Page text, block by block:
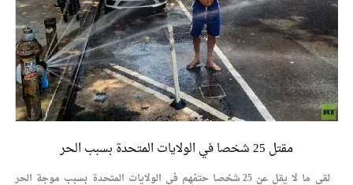
مقتل 25 شخصا في الولايات المتحدة بسبب الحر
لقى ما لا يقل عن 25 شخصا حتفهم في الولايات المتحدة بسبب موجة الحر